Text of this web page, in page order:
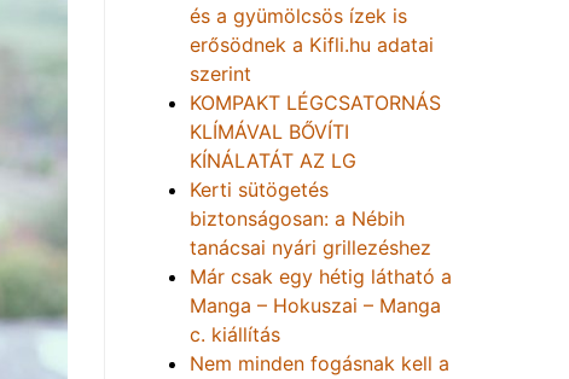
és a gyümölcsös ízek is
erősödnek a Kifli.hu adatai
szerint
KOMPAKT LÉGCSATORNÁS
KLÍMÁVAL BŐVÍTI
KÍNÁLATÁT AZ LG
Kerti sütögetés
biztonságosan: a Nébih
tanácsai nyári grillezéshez
Már csak egy hétig látható a
Manga – Hokuszai – Manga
c. kiállítás
Nem minden fogásnak kell a